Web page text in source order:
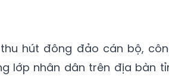
hút đông đảo cán bộ,
lớp nhân dân trên địa bàn